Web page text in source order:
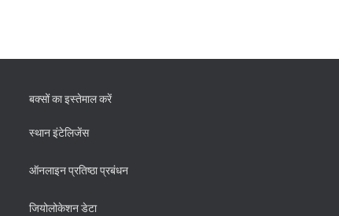
बक्सों का इस्तेमाल करें
स्थान इंटेलिजेंस
ऑनलाइन प्रतिष्ठा प्रबंधन
जियोलोकेशन डेटा